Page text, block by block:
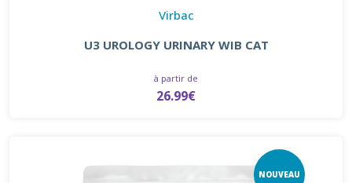
Virbac
U3 UROLOGY URINARY WIB CAT
à partir de
26.99€
NOUVEAU